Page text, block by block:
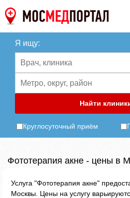
Я ищу:
Найти
Круглосуточный приём
Фототерапия акне - цены в
Услуга "Фототерапия акне"
Москвы. Цены на услугу